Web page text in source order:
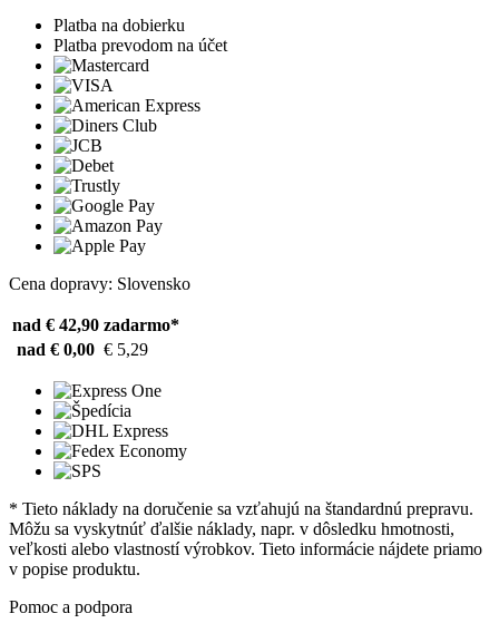
Platba na dobierku
Platba prevodom na účet
Cena dopravy: Slovensko
nad € 42,90 zadarmo*
nad € 0,00 € 5,29
* Tieto náklady na doručenie sa vzťahujú na štandardnú prepravu.
Môžu sa vyskytnúť ďalšie náklady, napr. v dôsledku hmotnosti,
veľkosti alebo vlastností výrobkov. Tieto informácie nájdete priamo
v popise produktu.
Pomoc a podpora